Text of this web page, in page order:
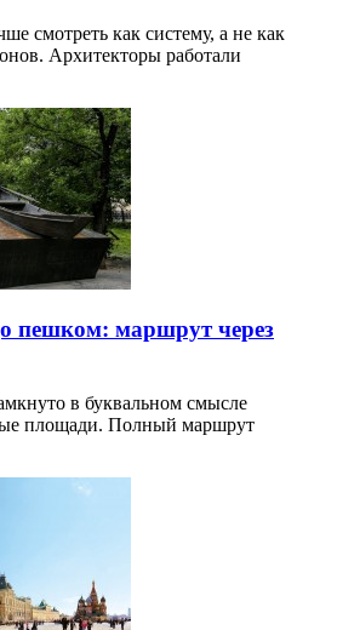
смотреть как систему, а не как
Архитекторы работали
пешком: маршрут через
в буквальном смысле
площади. Полный маршрут